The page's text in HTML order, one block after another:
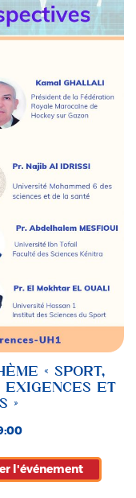
« SPORT,
EXIGENCES ET
»
l'événement